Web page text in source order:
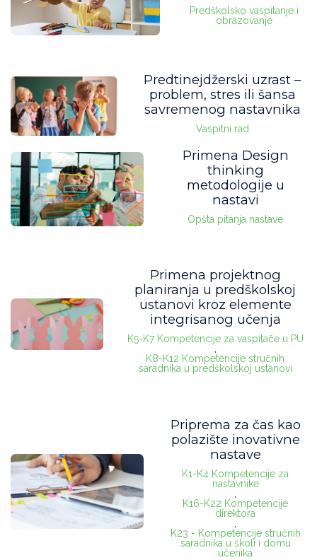
Predškolsko vaspitanje i
obrazovanje
Predtinejdžerski uzrast –
problem, stres ili šansa
savremenog nastavnika
Vaspitni rad
Primena Design
thinking
metodologije u
nastavi
Opšta pitanja nastave
Primena projektnog
planiranja u predškolskoj
ustanovi kroz elemente
integrisanog učenja
K5-K7 Kompetencije za vaspitače u PU
,
K8-K12 Kompetencije stručnih
saradnika u predškolskoj ustanovi
Priprema za čas kao
polazište inovativne
nastave
K1-K4 Kompetencije za
nastavnike
,
K16-K22 Kompetencije
direktora
,
K23 - Kompetencije stručnih
saradnika u školi i domu
učenika